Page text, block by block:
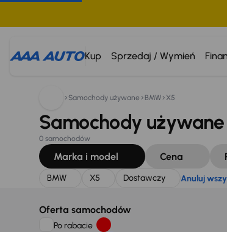
Kup Sprzedaj / Wymień
Szukam: Anuluj
Samochody używane BMW X5
Samochody
0 samochodów
Marka i model Cena
BMW X5 Dostawczy Anuluj
Oferta samochodów
Po rabacie